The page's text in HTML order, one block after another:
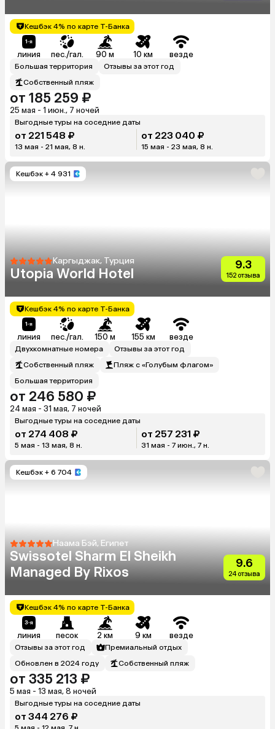
Кешбэк 4% по карте Т-Банка
линия пес./гал. 90 м 10 км везде
Большая территория
Отзывы за этот год
Собственный пляж
от 185 259 ₽
25 мая - 1 июн., 7 ночей
Выгодные туры на соседние даты
от 221 548 ₽
13 мая - 21 мая, 8 н.
от 223 040 ₽
15 мая - 23 мая, 8 н.
Кешбэк + 4 931
Каргыджак, Турция
Utopia World Hotel
9.3
152 отзыва
Кешбэк 4% по карте Т-Банка
линия пес./гал. 150 м 155 км везде
Двухкомнатные номера
Отзывы за этот год
Собственный пляж
Пляж с «Голубым флагом»
Большая территория
от 246 580 ₽
24 мая - 31 мая, 7 ночей
Выгодные туры на соседние даты
от 274 408 ₽
5 мая - 13 мая, 8 н.
от 257 231 ₽
31 мая - 7 июн., 7 н.
Кешбэк + 6 704
Наама Бэй, Египет
Swissotel Sharm El Sheikh
Managed By Rixos
9.6
24 отзыва
Кешбэк 4% по карте Т-Банка
линия песок 2 км 9 км везде
Отзывы за этот год
Премиальный отдых
Обновлен в 2024 году
Собственный пляж
от 335 213 ₽
5 мая - 13 мая, 8 ночей
Выгодные туры на соседние даты
от 344 276 ₽